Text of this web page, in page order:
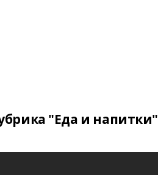
"Еда и напитки"